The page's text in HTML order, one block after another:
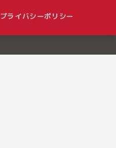
プライバシーポリシー